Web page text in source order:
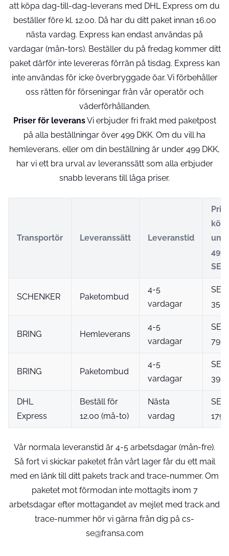
att köpa dag-till-dag-leverans med DHL Express om du
beställer före kl. 12.00. Då har du ditt paket innan 16.00
nästa vardag. Express kan endast användas på
vardagar (mån-tors). Beställer du på fredag kommer ditt
paket därför inte levereras förrän på tisdag. Express kan
inte användas för icke överbryggade öar. Vi förbehåller
oss rätten för förseningar från vår operatör och
väderförhållanden.
Priser för leveransVi erbjuder fri frakt med paketpost
på alla beställningar över 499 DKK. Om du vill ha
hemleverans, eller om din beställning är under 499 DKK,
har vi ett bra urval av leveranssätt som alla erbjuder
snabb leverans till låga priser.
Transportör Leveranssätt Leveranstid
Pris
köp
499
SEK
SCHENKER Paketombud
4-5
vardagar
SEK
35
BRING Hemleverans
4-5
vardagar
SEK
79
BRING Paketombud
4-5
vardagar
SEK
39
DHL
Express
Beställ för
12.00 (må-to)
Nästa
vardag
SEK
179
Vår normala leveranstid är 4-5 arbetsdagar (mån-fre).
Så fort vi skickar paketet från vårt lager får du ett mail
med en länk till ditt pakets track and trace-nummer. Om
paketet mot förmodan inte mottagits inom 7
arbetsdagar efter mottagandet av mejlet med track and
trace-nummer hör vi gärna från dig på cs-
se@fransa.com